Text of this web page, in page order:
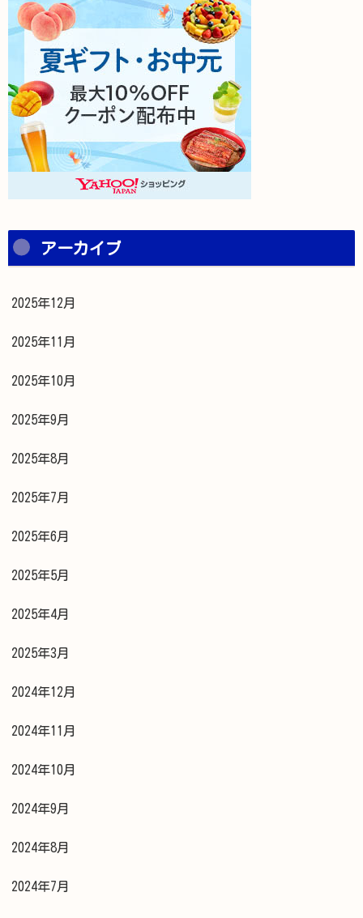
アーカイブ
2025年12月
2025年11月
2025年10月
2025年9月
2025年8月
2025年7月
2025年6月
2025年5月
2025年4月
2025年3月
2024年12月
2024年11月
2024年10月
2024年9月
2024年8月
2024年7月